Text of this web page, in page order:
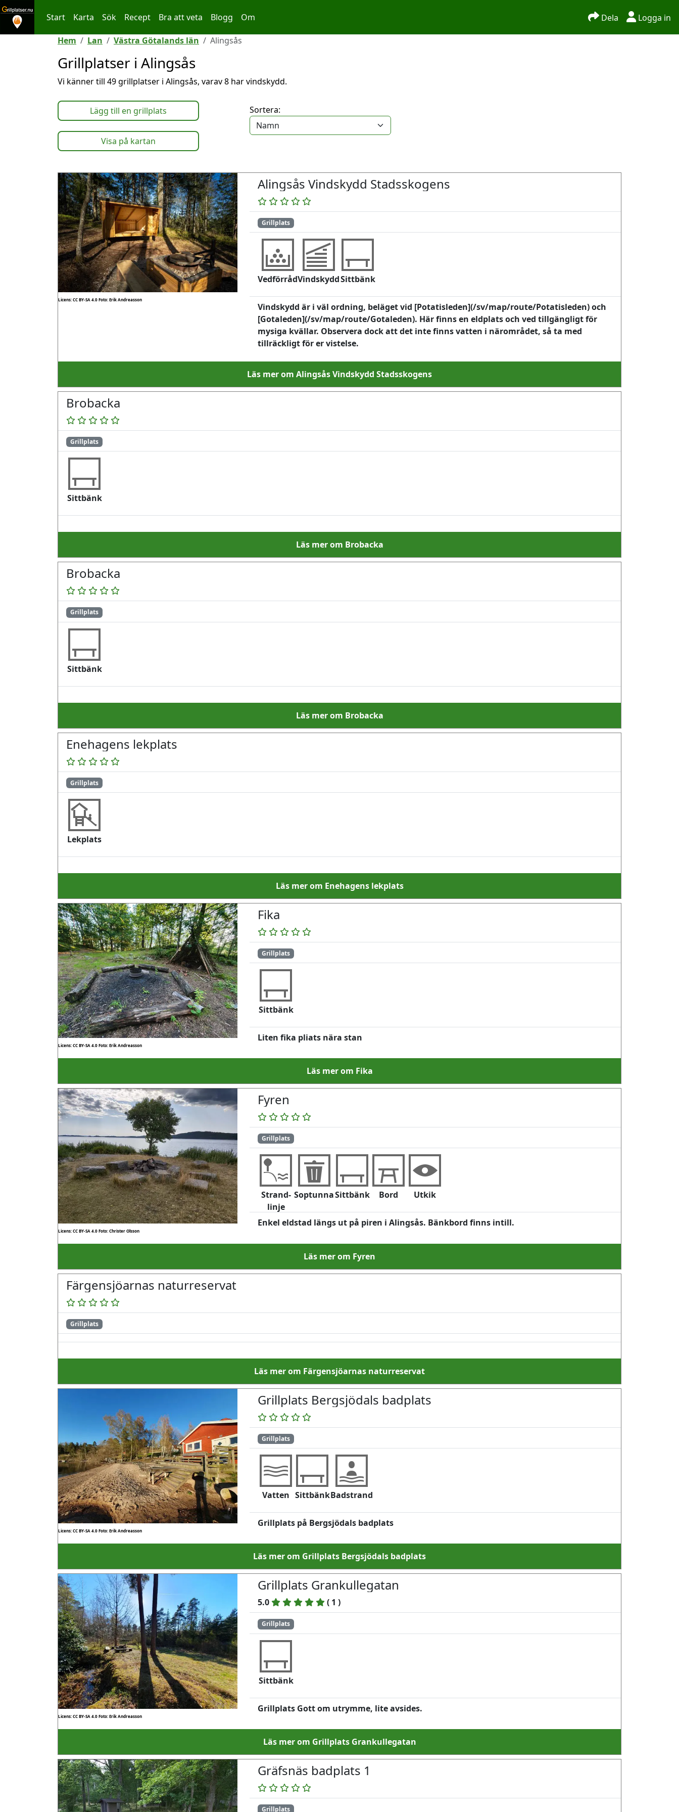
Hoppa till innehållet
Start Karta Sök Recept Bra att veta Blogg Om Dela Logga in
Hem Lan Västra Götalands län Alingsås
Grillplatser i Alingsås
Vi känner till 49 grillplatser i Alingsås, varav 8 har vindskydd.
Lägg till en grillplats
Visa på kartan
Sortera:
Licens: CC BY-SA 4.0Foto: Erik Andreasson
Alingsås Vindskydd Stadsskogens
Grillplats
VedförrådVindskyddSittbänk
Vindskydd är i väl ordning, beläget vid [Potatisleden](/sv/map/route/Potatisleden) och
[Gotaleden](/sv/map/route/Gotaleden). Här finns en eldplats och ved tillgängligt för
mysiga kvällar. Observera dock att det inte finns vatten i närområdet, så ta med
tillräckligt för er vistelse.
Läs mer om Alingsås Vindskydd Stadsskogens
Brobacka
Grillplats
Sittbänk
Läs mer om Brobacka
Brobacka
Grillplats
Sittbänk
Läs mer om Brobacka
Enehagens lekplats
Grillplats
Lekplats
Läs mer om Enehagens lekplats
Licens: CC BY-SA 4.0Foto: Erik Andreasson
Fika
Grillplats
Sittbänk
Liten fika pliats nära stan
Läs mer om Fika
Licens: CC BY-SA 4.0Foto: Christer Olsson
Fyren
Grillplats
Strand-
linje
SoptunnaSittbänk Bord Utkik
Enkel eldstad längs ut på piren i Alingsås. Bänkbord finns intill.
Läs mer om Fyren
Färgensjöarnas naturreservat
Grillplats
Läs mer om Färgensjöarnas naturreservat
Licens: CC BY-SA 4.0Foto: Erik Andreasson
Grillplats Bergsjödals badplats
Grillplats
Vatten SittbänkBadstrand
Grillplats på Bergsjödals badplats
Läs mer om Grillplats Bergsjödals badplats
Licens: CC BY-SA 4.0Foto: Erik Andreasson
Grillplats Grankullegatan
5.0 ( 1)
Grillplats
Sittbänk
Grillplats Gott om utrymme, lite avsides.
Läs mer om Grillplats Grankullegatan
Gräfsnäs badplats 1
Grillplats